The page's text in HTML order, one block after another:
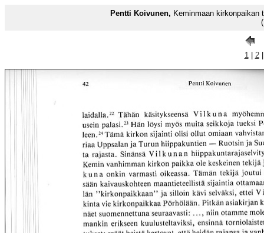
Pentti Koivunen, Keminmaan kirkonpaikan
1| 2